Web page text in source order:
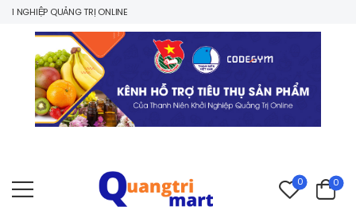
QUẢNG TRỊ ONLINE
0 0